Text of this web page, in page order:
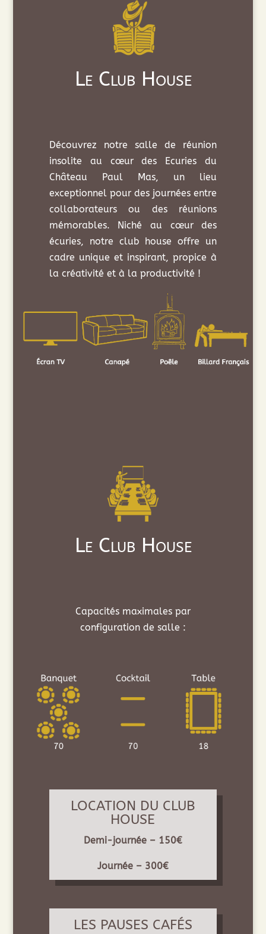
Le Club House
Découvrez notre salle de réunion
insolite au cœur des Ecuries du
Château Paul Mas, un lieu
exceptionnel pour des journées entre
collaborateurs ou des réunions
mémorables. Niché au cœur des
écuries, notre club house offre un
cadre unique et inspirant, propice à
la créativité et à la productivité !
Le Club House
Capacités maximales par
configuration de salle :
LOCATION DU CLUB
HOUSE
Demi-journée – 150€
Journée – 300€
LES PAUSES CAFÉS